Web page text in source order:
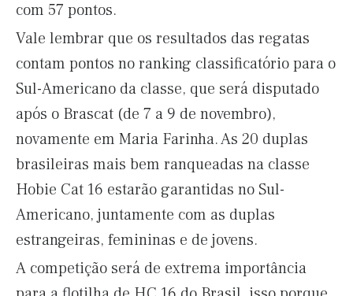
com 57 pontos.
Vale lembrar que os resultados das regatas
contam pontos no ranking classificatório para o
Sul-Americano da classe, que será disputado
após o Brascat (de 7 a 9 de novembro),
novamente em Maria Farinha. As 20 duplas
brasileiras mais bem ranqueadas na classe
Hobie Cat 16 estarão garantidas no Sul-
Americano, juntamente com as duplas
estrangeiras, femininas e de jovens.
A competição será de extrema importância